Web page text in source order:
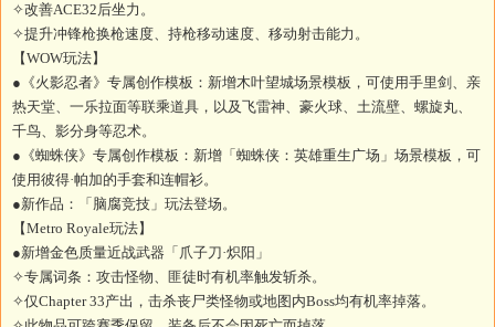
✧改善ACE32后坐力。
✧提升冲锋枪换枪速度、持枪移动速度、移动射击能力。
【WOW玩法】
●《火影忍者》专属创作模板：新增木叶望城场景模板，可使用手里剑、亲
热天堂、一乐拉面等联乘道具，以及飞雷神、豪火球、土流壁、螺旋丸、
千鸟、影分身等忍术。
●《蜘蛛侠》专属创作模板：新增「蜘蛛侠：英雄重生广场」场景模板，可
使用彼得·帕加的手套和连帽衫。
●新作品：「脑腐竞技」玩法登场。
【Metro Royale玩法】
●新增金色质量近战武器「爪子刀·炽阳」
✧专属词条：攻击怪物、匪徒时有机率触发斩杀。
✧仅Chapter 33产出，击杀丧尸类怪物或地图内Boss均有机率掉落。